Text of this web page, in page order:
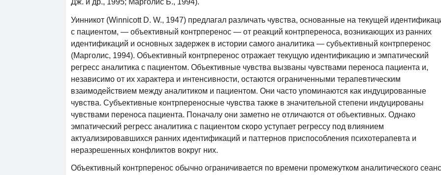
Уинникот (Winnicott D. W., 1947) предлагал различать чувства, основанные на текущей
с пациентом, — объективный контрперенос — от реакций контрпереноса, возникающих из ранних
идентификаций и основных задержек в истории самого аналитика — субъективный контрперенос
(Марголис, 1994). Объективный контрперенос отражает текущую идентификацию и эмпатический
регресс аналитика с пациентом. Объективные чувства вызваны чувствами переноса пациента и,
независимо от их характера и интенсивности, остаются ограниченными терапевтическим
взаимодействием между аналитиком и пациентом. Они часто упоминаются как индуцированные
чувства. Субъективные контрпереносные чувства также в значительной степени индуцированы
чувствами переноса пациента. Поначалу они заметно не отличаются от объективных. Однако
эмпатический регресс аналитика с пациентом скоро уступает регрессу под влиянием
актуализировавшихся ранних идентификаций и паттернов приспособления психотерапевта и
неразрешенных конфликтов вокруг них.
Объективный контрперенос обычно ограничивается по времени промежутком аналитического